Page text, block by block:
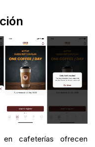
cafeterías ofrecen